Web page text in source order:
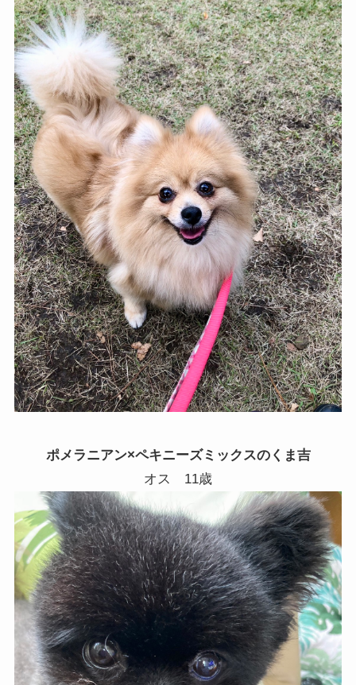
ポメラニアン×ペキニーズミックスのくま吉
オス 11歳